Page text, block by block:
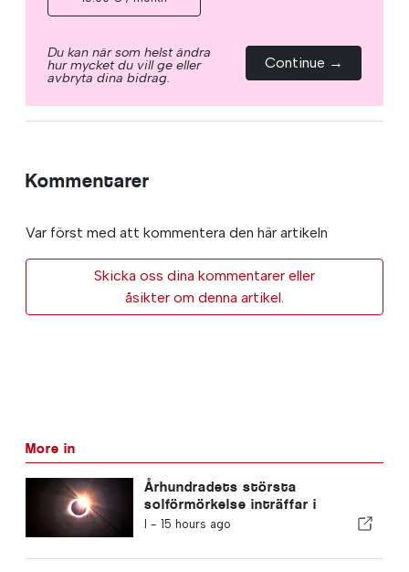
Du kan när som helst ändra
hur mycket du vill ge eller
avbryta dina bidrag.
Continue →
Kommentarer
Var först med att kommentera den här artikeln
Skicka oss dina kommentarer eller
åsikter om denna artikel.
More in
Århundradets största
solförmörkelse inträffar i
Portugal
I - 15 hours ago